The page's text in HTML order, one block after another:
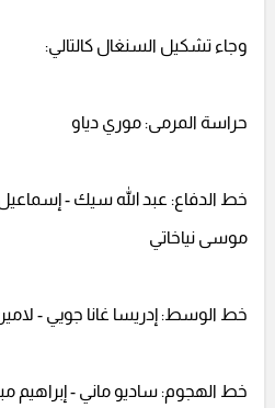
وجاء تشكيل السنغال كالتالي:
حراسة المرمى: موري دياو
خط الدفاع: عبد الله سيك -
موسى نياخاتي
خط الوسط: إدريسا غانا جويي - لامين
خط الهجوم: ساديو ماني - إبراهيم